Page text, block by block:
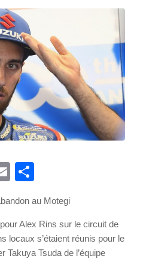
Email
au Motegi
Alex Rins sur le circuit de
locaux s’étaient réunis pour le
Takuya Tsuda de l’équipe